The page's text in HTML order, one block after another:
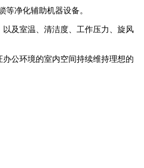
净化辅助机器设备。
及室温、清洁度、工作压力、旋风
公环境的室内空间持续维持理想的